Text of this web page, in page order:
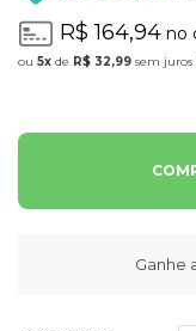
R$ 164,94 no
5x de R$ 32,99 sem juros
Ganhe